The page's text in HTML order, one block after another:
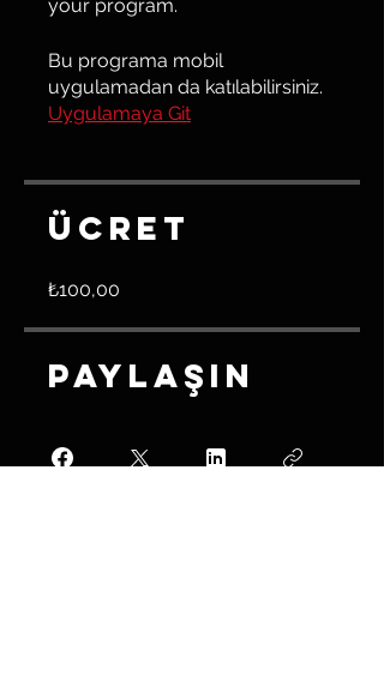
your program.
Bu programa mobil
uygulamadan da katılabilirsiniz.
Uygulamaya Git
Ücret
₺100,00
Paylaşın